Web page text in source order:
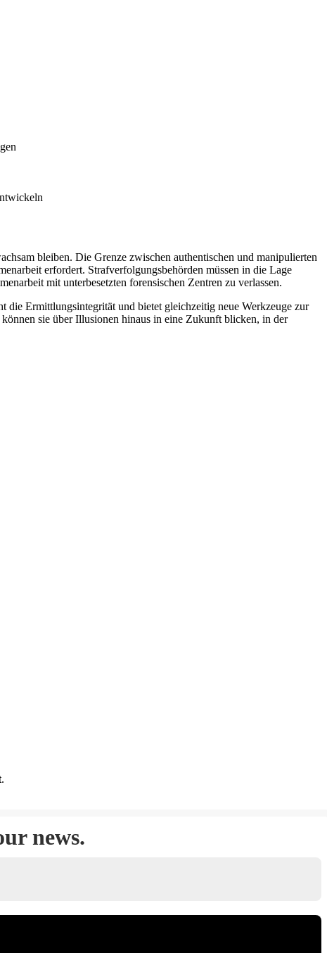
bleiben. Die Grenze zwischen authentischen und manipulierten
erfordert. Strafverfolgungsbehörden müssen in die Lage
mit unterbesetzten forensischen Zentren zu verlassen.
die Ermittlungsintegrität und bietet gleichzeitig neue Werkzeuge zur
sie über Illusionen hinaus in eine Zukunft blicken, in der
.
news.